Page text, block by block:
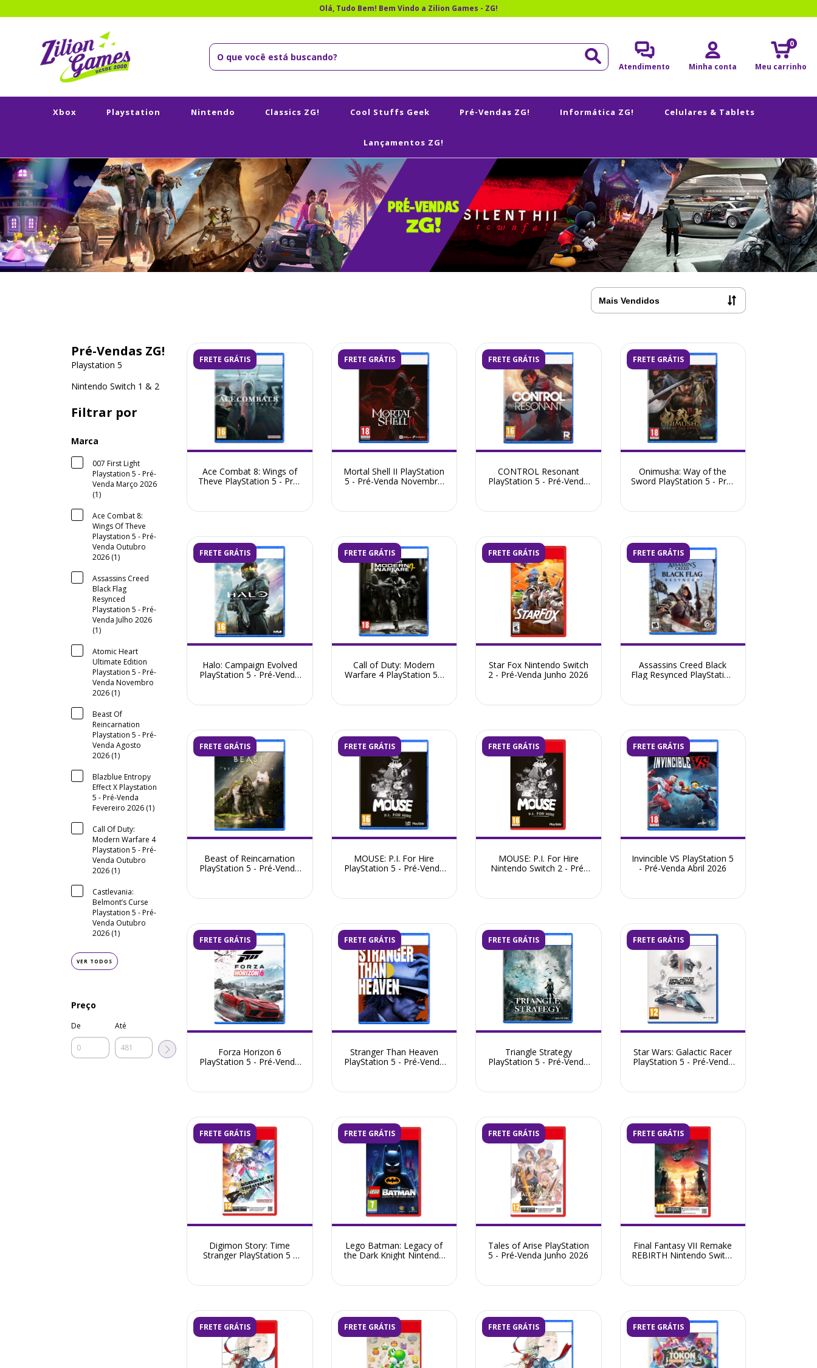
Olá, Tudo Bem! Bem Vindo a Zilion Games - ZG!
Atendimento Minha conta Meu carrinho
0
Xbox Playstation Nintendo Classics ZG! Cool Stuffs Geek Pré-Vendas ZG! Informática ZG! Celulares & Tablets
Lançamentos ZG!
Pré-Vendas ZG!
Playstation 5
Nintendo Switch 1 & 2
Filtrar por
Marca
007 First Light
Playstation 5 - Pré-
Venda Março 2026
(1)
Ace Combat 8:
Wings Of Theve
Playstation 5 - Pré-
Venda Outubro
2026 (1)
Assassins Creed
Black Flag
Resynced
Playstation 5 - Pré-
Venda Julho 2026
(1)
Atomic Heart
Ultimate Edition
Playstation 5 - Pré-
Venda Novembro
2026 (1)
Beast Of
Reincarnation
Playstation 5 - Pré-
Venda Agosto
2026 (1)
Blazblue Entropy
Effect X Playstation
5 - Pré-Venda
Fevereiro 2026 (1)
Call Of Duty:
Modern Warfare 4
Playstation 5 - Pré-
Venda Outubro
2026 (1)
Castlevania:
Belmont’s Curse
Playstation 5 - Pré-
Venda Outubro
2026 (1)
VER TODOS
Preço
De Até
FRETE GRÁTIS
Ace Combat 8: Wings of
Theve PlayStation 5 - Pré-
FRETE GRÁTIS
Mortal Shell II PlayStation
5 - Pré-Venda Novembro
FRETE GRÁTIS
CONTROL Resonant
PlayStation 5 - Pré-Venda
FRETE GRÁTIS
Onimusha: Way of the
Sword PlayStation 5 - Pré-
FRETE GRÁTIS
Halo: Campaign Evolved
PlayStation 5 - Pré-Venda
FRETE GRÁTIS
Call of Duty: Modern
Warfare 4 PlayStation 5 -
FRETE GRÁTIS
Star Fox Nintendo Switch
2 - Pré-Venda Junho 2026
FRETE GRÁTIS
Assassins Creed Black
Flag Resynced PlayStation
FRETE GRÁTIS
Beast of Reincarnation
PlayStation 5 - Pré-Venda
FRETE GRÁTIS
MOUSE: P.I. For Hire
PlayStation 5 - Pré-Venda
FRETE GRÁTIS
MOUSE: P.I. For Hire
Nintendo Switch 2 - Pré-
FRETE GRÁTIS
Invincible VS PlayStation 5
- Pré-Venda Abril 2026
FRETE GRÁTIS
Forza Horizon 6
PlayStation 5 - Pré-Venda
FRETE GRÁTIS
Stranger Than Heaven
PlayStation 5 - Pré-Venda
FRETE GRÁTIS
Triangle Strategy
PlayStation 5 - Pré-Venda
FRETE GRÁTIS
Star Wars: Galactic Racer
PlayStation 5 - Pré-Venda
FRETE GRÁTIS
Digimon Story: Time
Stranger PlayStation 5 -
FRETE GRÁTIS
Lego Batman: Legacy of
the Dark Knight Nintendo
FRETE GRÁTIS
Tales of Arise PlayStation
5 - Pré-Venda Junho 2026
FRETE GRÁTIS
Final Fantasy VII Remake
REBIRTH Nintendo Switch
FRETE GRÁTIS FRETE GRÁTIS FRETE GRÁTIS FRETE GRÁTIS